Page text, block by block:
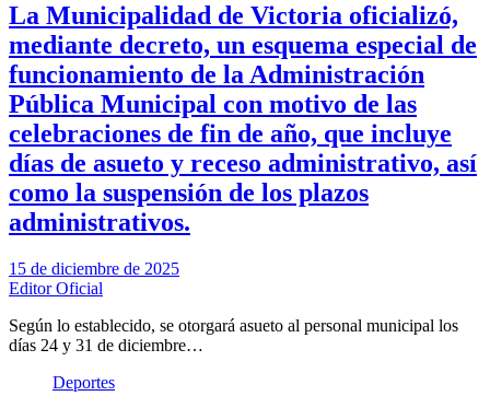
La Municipalidad de Victoria oficializó,
mediante decreto, un esquema especial de
funcionamiento de la Administración
Pública Municipal con motivo de las
celebraciones de fin de año, que incluye
días de asueto y receso administrativo, así
como la suspensión de los plazos
administrativos.
15 de diciembre de 2025
Editor Oficial
Según lo establecido, se otorgará asueto al personal municipal los
días 24 y 31 de diciembre…
Deportes